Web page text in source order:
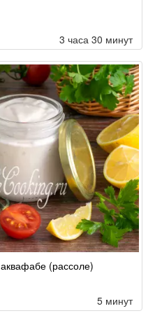
3 часа 30 минут
(рассоле)
5 минут